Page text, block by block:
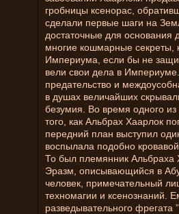
гробницы ксенорас,
сделали первые шаги на
достаточные для основания
многие кошмарные секреты,
Империума, если бы не
вели свои дела в
предательство и
в душах величайших
безумия. Во время одного
того, как Альбрах Хаарлок
передний план выступил
воспылала подобно кровавой
То был племянник Альбраха
Эразм, описывающийся в
человек, примечательный
техномагии и ксенознаний.
разведывательного